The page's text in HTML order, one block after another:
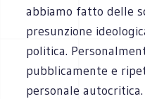
abbiamo fatto delle
presunzione
politica.
pubblicamente e
personale